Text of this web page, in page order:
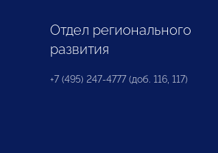
Отдел регионального
развития
+7 (495) 247-4777 (доб. 116, 117)